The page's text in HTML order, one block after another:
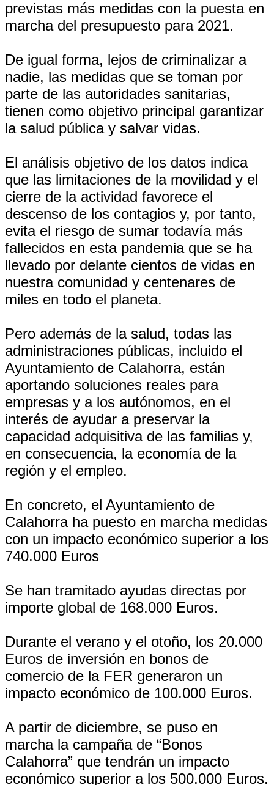
previstas más medidas con la puesta en
marcha del presupuesto para 2021.
De igual forma, lejos de criminalizar a
nadie, las medidas que se toman por
parte de las autoridades sanitarias,
tienen como objetivo principal garantizar
la salud pública y salvar vidas.
El análisis objetivo de los datos indica
que las limitaciones de la movilidad y el
cierre de la actividad favorece el
descenso de los contagios y, por tanto,
evita el riesgo de sumar todavía más
fallecidos en esta pandemia que se ha
llevado por delante cientos de vidas en
nuestra comunidad y centenares de
miles en todo el planeta.
Pero además de la salud, todas las
administraciones públicas, incluido el
Ayuntamiento de Calahorra, están
aportando soluciones reales para
empresas y a los autónomos, en el
interés de ayudar a preservar la
capacidad adquisitiva de las familias y,
en consecuencia, la economía de la
región y el empleo.
En concreto, el Ayuntamiento de
Calahorra ha puesto en marcha medidas
con un impacto económico superior a los
740.000 Euros
Se han tramitado ayudas directas por
importe global de 168.000 Euros.
Durante el verano y el otoño, los 20.000
Euros de inversión en bonos de
comercio de la FER generaron un
impacto económico de 100.000 Euros.
A partir de diciembre, se puso en
marcha la campaña de “Bonos
Calahorra” que tendrán un impacto
económico superior a los 500.000 Euros.